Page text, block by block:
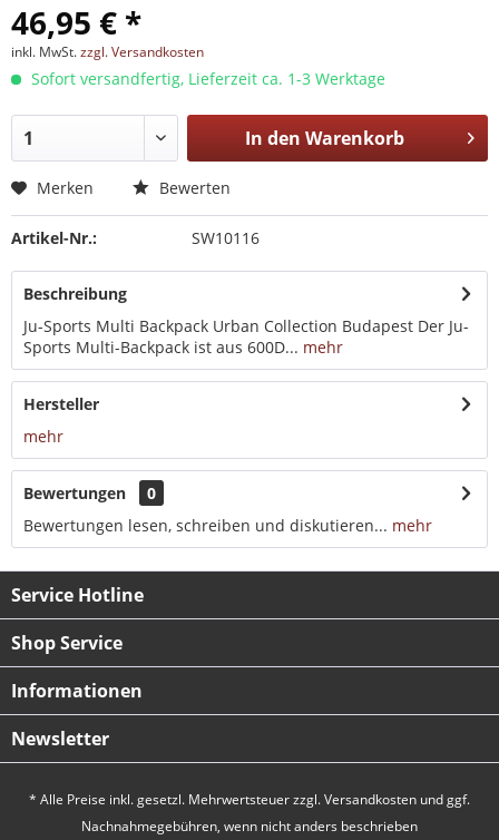
46,95 € *
inkl. MwSt.zzgl. Versandkosten
Sofort versandfertig, Lieferzeit ca. 1-3 Werktage
In den Warenkorb
Merken Bewerten
Artikel-Nr.: SW10116
Beschreibung
Ju-Sports Multi Backpack Urban Collection Budapest Der Ju-
Sports Multi-Backpack ist aus 600D... mehr
Hersteller
mehr
Bewertungen
0
Bewertungen lesen, schreiben und diskutieren... mehr
Service Hotline
Shop Service
Informationen
Newsletter
* Alle Preise inkl. gesetzl. Mehrwertsteuer zzgl.Versandkosten und ggf.
Nachnahmegebühren, wenn nicht anders beschrieben